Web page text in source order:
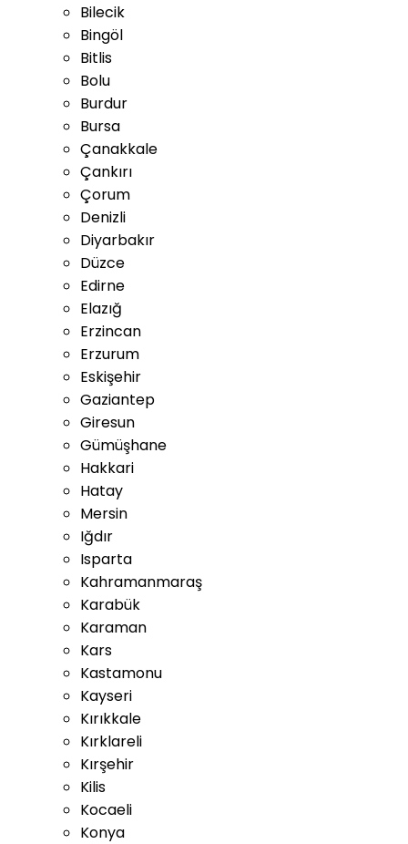
Bilecik
Bingöl
Bitlis
Bolu
Burdur
Bursa
Çanakkale
Çankırı
Çorum
Denizli
Diyarbakır
Düzce
Edirne
Elazığ
Erzincan
Erzurum
Eskişehir
Gaziantep
Giresun
Gümüşhane
Hakkari
Hatay
Mersin
Iğdır
Isparta
Kahramanmaraş
Karabük
Karaman
Kars
Kastamonu
Kayseri
Kırıkkale
Kırklareli
Kırşehir
Kilis
Kocaeli
Konya